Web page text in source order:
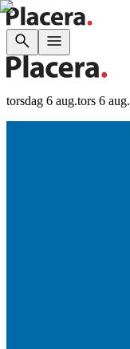
torsdag 6 aug.tors 6 aug.